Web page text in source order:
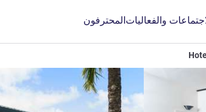
والفعالياتالمحترفون